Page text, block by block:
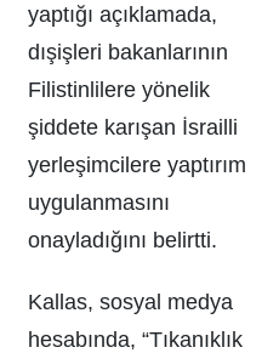
yaptığı açıklamada,
dışişleri bakanlarının
Filistinlilere yönelik
şiddete karışan İsrailli
yerleşimcilere yaptırım
uygulanmasını
onayladığını belirtti.
Kallas, sosyal medya
hesabında, “Tıkanıklık